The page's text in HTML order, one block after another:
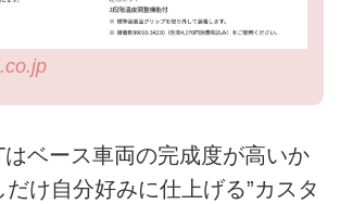
ベース車両の完成度が高いか
だけ自分好みに仕上げる”カスタ